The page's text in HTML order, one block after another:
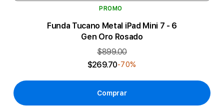
PROMO
Funda Tucano Metal iPad Mini 7 - 6
Gen Oro Rosado
$899.00
$269.70-70%
Comprar